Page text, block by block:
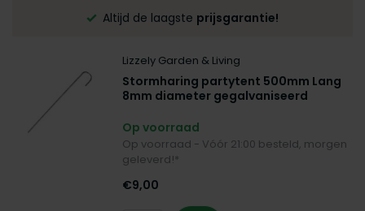
Altijd de laagste prijsgarantie!
Lizzely Garden & Living
Stormharing partytent 500mm Lang
8mm diameter gegalvaniseerd
Op voorraad
Op voorraad - Vóór 21:00 besteld, morgen
geleverd!*
€9,00